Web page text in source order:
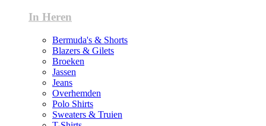
In Heren
Bermuda's & Shorts
Blazers & Gilets
Broeken
Jassen
Jeans
Overhemden
Polo Shirts
Sweaters & Truien